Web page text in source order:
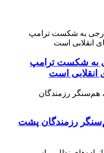
به شکست ترامپ
است
رزمندگان پشت